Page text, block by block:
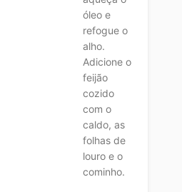
óleo e
refogue o
alho.
Adicione o
feijão
cozido
com o
caldo, as
folhas de
louro e o
cominho.